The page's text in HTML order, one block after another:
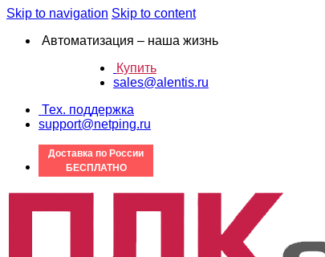
Skip to navigation Skip to content
Автоматизация – наша жизнь
Купить
sales@alentis.ru
Тех. поддержка
support@netping.ru
Доставка по России
БЕСПЛАТНО